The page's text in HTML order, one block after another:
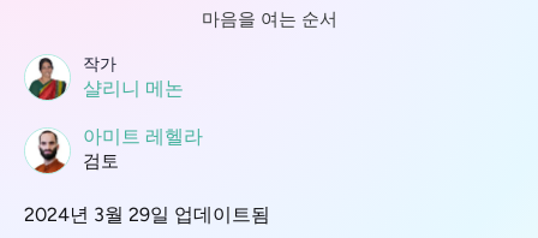
마음을 여는 순서
작가
샬리니 메논
아미트 레헬라
검토
2024년 3월 29일 업데이트됨